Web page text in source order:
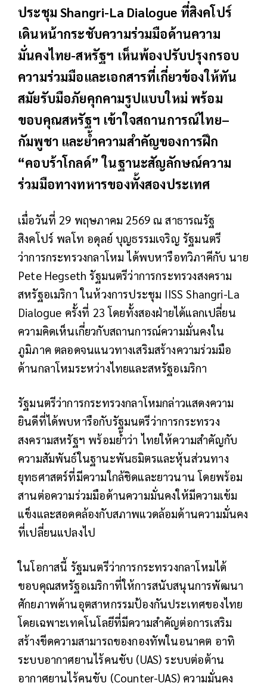
ประชุม Shangri-La Dialogue ที่สิงคโปร์
เดินหน้ากระชับความร่วมมือด้านความ
มั่นคงไทย-สหรัฐฯ เห็นพ้องปรับปรุงกรอบ
ความร่วมมือและเอกสารที่เกี่ยวข้องให้ทัน
สมัยรับมือภัยคุกคามรูปแบบใหม่ พร้อม
ขอบคุณสหรัฐฯ เข้าใจสถานการณ์ไทย–
กัมพูชา และย้ำความสำคัญของการฝึก
“คอบร้าโกลด์” ในฐานะสัญลักษณ์ความ
ร่วมมือทางทหารของทั้งสองประเทศ
เมื่อวันที่ 29 พฤษภาคม 2569 ณ สาธารณรัฐ
สิงคโปร์ พลโท อดุลย์ บุญธรรมเจริญ รัฐมนตรี
ว่าการกระทรวงกลาโหม ได้พบหารือทวิภาคีกับ นาย
Pete Hegseth รัฐมนตรีว่าการกระทรวงสงคราม
สหรัฐอเมริกา ในห้วงการประชุม IISS Shangri-La
Dialogue ครั้งที่ 23 โดยทั้งสองฝ่ายได้แลกเปลี่ยน
ความคิดเห็นเกี่ยวกับสถานการณ์ความมั่นคงใน
ภูมิภาค ตลอดจนแนวทางเสริมสร้างความร่วมมือ
ด้านกลาโหมระหว่างไทยและสหรัฐอเมริกา
รัฐมนตรีว่าการกระทรวงกลาโหมกล่าวแสดงความ
ยินดีที่ได้พบหารือกับรัฐมนตรีว่าการกระทรวง
สงครามสหรัฐฯ พร้อมย้ำว่า ไทยให้ความสำคัญกับ
ความสัมพันธ์ในฐานะพันธมิตรและหุ้นส่วนทาง
ยุทธศาสตร์ที่มีความใกล้ชิดและยาวนาน โดยพร้อม
สานต่อความร่วมมือด้านความมั่นคงให้มีความเข้ม
แข็งและสอดคล้องกับสภาพแวดล้อมด้านความมั่นคง
ที่เปลี่ยนแปลงไป
ในโอกาสนี้ รัฐมนตรีว่าการกระทรวงกลาโหมได้
ขอบคุณสหรัฐอเมริกาที่ให้การสนับสนุนการพัฒนา
ศักยภาพด้านอุตสาหกรรมป้องกันประเทศของไทย
โดยเฉพาะเทคโนโลยีที่มีความสำคัญต่อการเสริม
สร้างขีดความสามารถของกองทัพในอนาคต อาทิ
ระบบอากาศยานไร้คนขับ (UAS) ระบบต่อต้าน
อากาศยานไร้คนขับ (Counter-UAS) ความมั่นคง